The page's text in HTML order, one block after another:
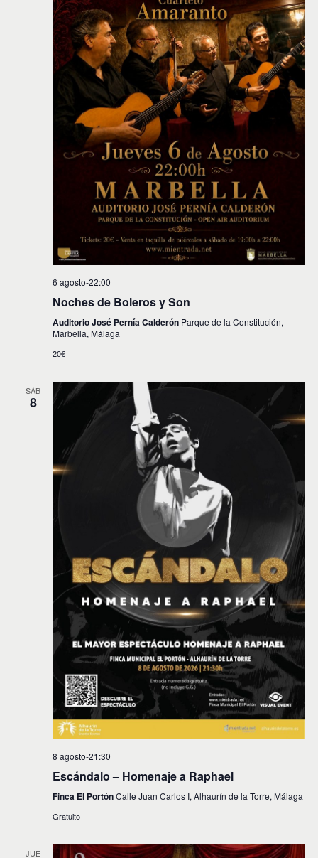
6 agosto-22:00
Noches de Boleros y Son
Auditorio José Pernía Calderón Parque de la Constitución,
Marbella, Málaga
20€
SÁB
8
8 agosto-21:30
Escándalo – Homenaje a Raphael
Finca El PortónCalle Juan Carlos I, Alhaurín de la Torre, Málaga
Gratuito
JUE